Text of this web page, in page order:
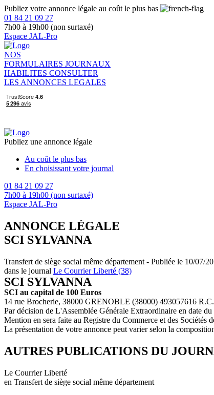
Publiez votre annonce légale au coût le plus bas
01 84 21 09 27
7h00 à 19h00 (non surtaxé)
Espace JAL-Pro
NOS
FORMULAIRES JOURNAUX
HABILITES CONSULTER
LES ANNONCES LEGALES
Publiez une annonce légale
Au coût le plus bas
En choisissant votre journal
01 84 21 09 27
7h00 à 19h00 (non surtaxé)
Espace JAL-Pro
ANNONCE LÉGALE
SCI SYLVANNA
Transfert de siège social même département - Publiée le 10/07/
dans le journal Le Courrier Liberté (38)
SCI SYLVANNA
SCI au capital de 100 Euros
14 rue Brocherie, 38000 GRENOBLE (38000) 493057616
Par décision de L'Assemblée Générale Extraordinaire en date
Mention en sera faite au Registre du Commerce et des Sociétés
La présentation de votre annonce peut varier selon la
AUTRES PUBLICATIONS DU
Le Courrier Liberté
en Transfert de siège social même département